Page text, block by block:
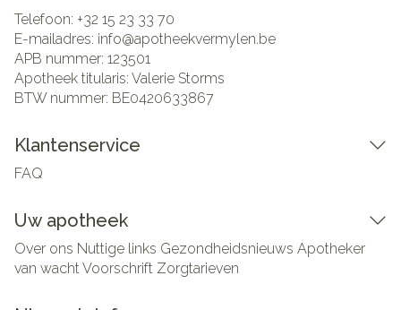
Telefoon: +32 15 23 33 70
E-mailadres: info@apotheekvermylen.be
APB nummer: 123501
Apotheek titularis: Valerie Storms
BTW nummer: BE0420633867
Klantenservice
FAQ
Uw apotheek
Over ons Nuttige links Gezondheidsnieuws Apotheker
van wachtVoorschrift Zorgtarieven